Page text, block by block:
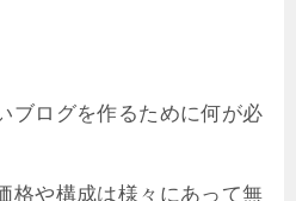
ブログを作るために何が必
格や構成は様々にあって無